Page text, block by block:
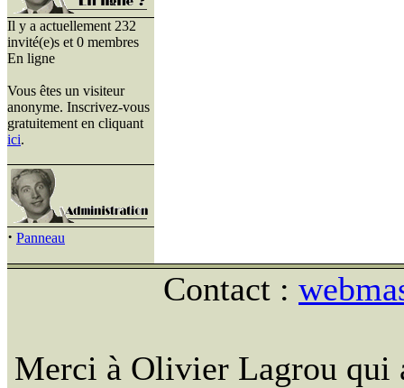
Il y a actuellement 232
invité(e)s et 0 membres
En ligne
Vous êtes un visiteur
anonyme. Inscrivez-vous
gratuitement en cliquant
ici.
· Panneau
Contact :
Merci à Olivier Lagrou qui